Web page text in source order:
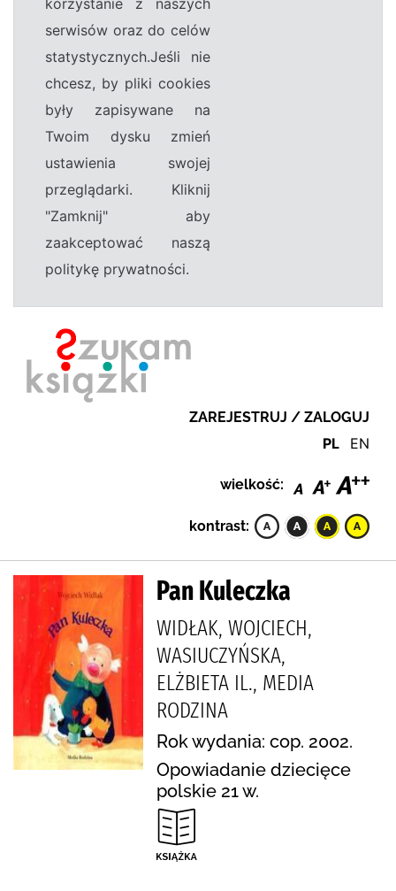
korzystanie z naszych
serwisów oraz do celów
statystycznych.Jeśli nie
chcesz, by pliki cookies
były zapisywane na
Twoim dysku zmień
ustawienia swojej
przeglądarki. Kliknij
"Zamknij" aby
zaakceptować naszą
politykę prywatności.
ZAREJESTRUJ / ZALOGUJ
PL EN
wielkość:
kontrast:
Pan Kuleczka
WIDŁAK, WOJCIECH,
WASIUCZYŃSKA,
ELŻBIETA IL., MEDIA
RODZINA
Rok wydania: cop. 2002.
Opowiadanie dziecięce
polskie 21 w.